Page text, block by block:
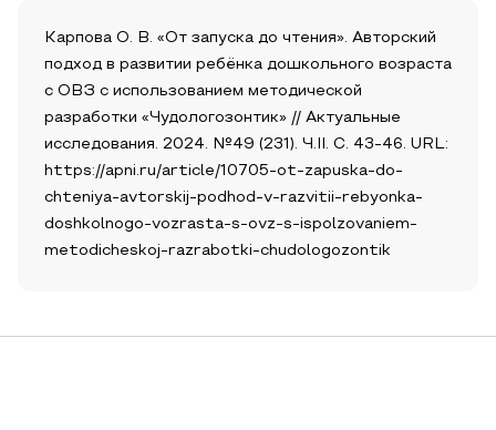
Карпова О. В. «От запуска до чтения». Авторский
подход в развитии ребёнка дошкольного возраста
с ОВЗ с использованием методической
разработки «Чудологозонтик» // Актуальные
исследования. 2024. №49 (231). Ч.II. С. 43-46. URL:
https://apni.ru/article/10705-ot-zapuska-do-
chteniya-avtorskij-podhod-v-razvitii-rebyonka-
doshkolnogo-vozrasta-s-ovz-s-ispolzovaniem-
metodicheskoj-razrabotki-chudologozontik